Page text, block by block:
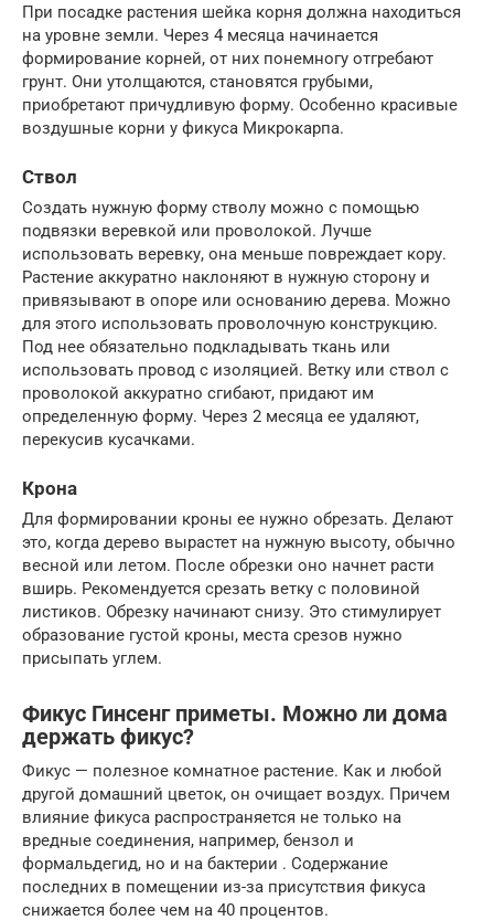
При посадке растения шейка корня должна находиться
на уровне земли. Через 4 месяца начинается
формирование корней, от них понемногу отгребают
грунт. Они утолщаются, становятся грубыми,
приобретают причудливую форму. Особенно красивые
воздушные корни у фикуса Микрокарпа.
Ствол
Создать нужную форму стволу можно с помощью
подвязки веревкой или проволокой. Лучше
использовать веревку, она меньше повреждает кору.
Растение аккуратно наклоняют в нужную сторону и
привязывают в опоре или основанию дерева. Можно
для этого использовать проволочную конструкцию.
Под нее обязательно подкладывать ткань или
использовать провод с изоляцией. Ветку или ствол с
проволокой аккуратно сгибают, придают им
определенную форму. Через 2 месяца ее удаляют,
перекусив кусачками.
Крона
Для формировании кроны ее нужно обрезать. Делают
это, когда дерево вырастет на нужную высоту, обычно
весной или летом. После обрезки оно начнет расти
вширь. Рекомендуется срезать ветку с половиной
листиков. Обрезку начинают снизу. Это стимулирует
образование густой кроны, места срезов нужно
присыпать углем.
Фикус Гинсенг приметы. Можно ли дома
держать фикус?
Фикус — полезное комнатное растение. Как и любой
другой домашний цветок, он очищает воздух. Причем
влияние фикуса распространяется не только на
вредные соединения, например, бензол и
формальдегид, но и на бактерии . Содержание
последних в помещении из-за присутствия фикуса
снижается более чем на 40 процентов.